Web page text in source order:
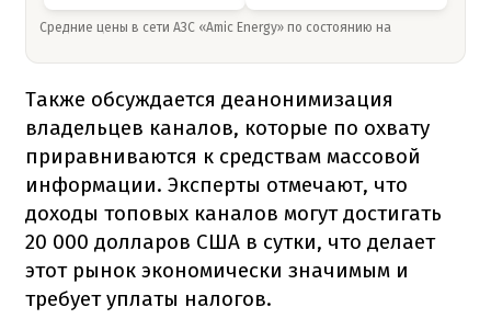
Средние цены в сети АЗС «Amic Energy» по состоянию на
Также обсуждается деанонимизация
владельцев каналов, которые по охвату
приравниваются к средствам массовой
информации. Эксперты отмечают, что
доходы топовых каналов могут достигать
20 000 долларов США в сутки, что делает
этот рынок экономически значимым и
требует уплаты налогов.